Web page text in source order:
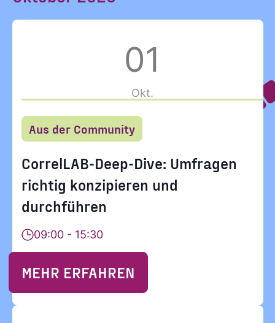
01
Okt.
Aus der Community
CorrelLAB-Deep-Dive: Umfragen
richtig konzipieren und
durchführen
09:00 - 15:30
MEHR ERFAHREN